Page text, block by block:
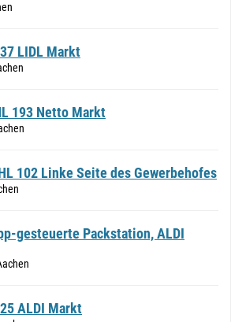
LIDL Markt
193 Netto Markt
102 Linke Seite des Gewerbehofes
gesteuerte Packstation, ALDI
ALDI Markt